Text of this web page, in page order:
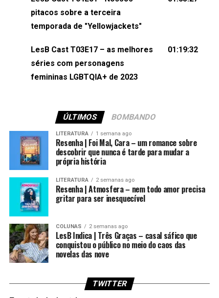
(⁠⁠⁠⁠@brunarfentanes⁠⁠⁠⁠) e Pollyelly FlorêncioEdição de
Naiady Machado
pitacos sobre a terceira
temporada de "Yellowjackets"
LesB Cast T03E17 – as melhores
séries com personagens
femininas LGBTQIA+ de 2023
01:19:32
ÚLTIMOS BOMBANDO
LITERATURA 1 semana ago
Resenha | Foi Mal, Cara – um romance sobre
descobrir que nunca é tarde para mudar a
própria história
LITERATURA 2 semanas ago
Resenha | Atmosfera – nem todo amor precisa
gritar para ser inesquecível
COLUNAS 2 semanas ago
LesB Indica | Três Graças – casal sáfico que
conquistou o público no meio do caos das
novelas das nove
TWITTER